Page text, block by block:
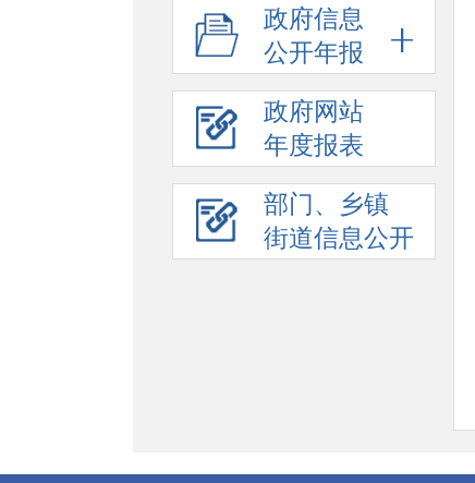
政府信息
公开年报
政府网站
年度报表
部门、乡镇
街道信息公开